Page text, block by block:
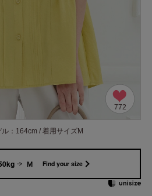
772
：164cm / 着用サイズM
Ｍ Find your size